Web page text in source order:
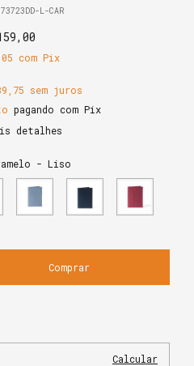
L-CAR
com Pix
sem juros
pagando com Pix
detalhes
- Liso
Calcular